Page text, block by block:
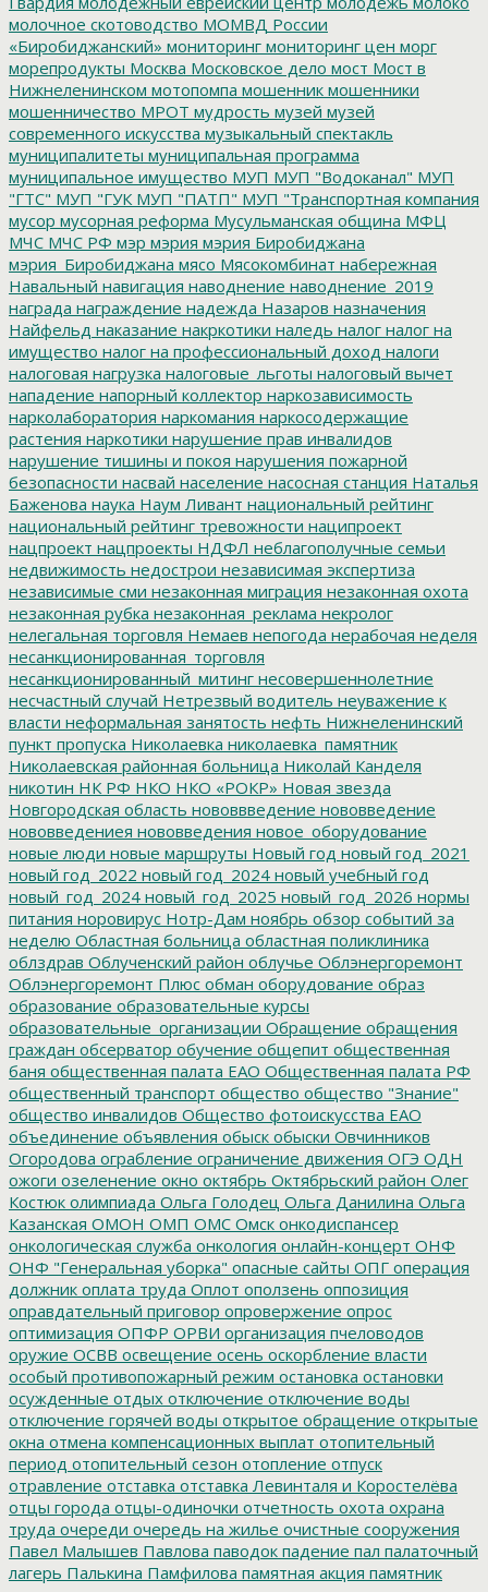
молочное скотоводство МОМВД России
«Биробиджанский» мониторинг мониторинг цен морг
морепродукты Москва Московское дело мост Мост в
Нижнеленинском мотопомпа мошенник мошенники
мошенничество МРОТ мудрость музей музей
современного искусства музыкальный спектакль
муниципалитеты муниципальная программа
муниципальное имущество МУП МУП "Водоканал" МУП
"ГТС" МУП "ГУК МУП "ПАТП" МУП "Транспортная компания
мусор мусорная реформа Мусульманская община МФЦ
МЧС МЧС РФ мэр мэрия мэрия Биробиджана
мэрия_Биробиджана мясо Мясокомбинат набережная
Навальный навигация наводнение наводнение_2019
награда награждение надежда Назаров назначения
Найфельд наказание накркотики наледь налог налог на
имущество налог на профессиональный доход налоги
налоговая нагрузка налоговые_льготы налоговый вычет
нападение напорный коллектор наркозависимость
нарколаборатория наркомания наркосодержащие
растения наркотики нарушение прав инвалидов
нарушение тишины и покоя нарушения пожарной
безопасности насвай население насосная станция Наталья
Баженова наука Наум Ливант национальный рейтинг
национальный рейтинг тревожности наципроект
нацпроект нацпроекты НДФЛ неблагополучные семьи
недвижимость недострои независимая экспертиза
независимые сми незаконная миграция незаконная охота
незаконная рубка незаконная_реклама некролог
нелегальная торговля Немаев непогода нерабочая неделя
несанкционированная_торговля
несанкционированный_митинг несовершеннолетние
несчастный случай Нетрезвый водитель неуважение к
власти неформальная занятость нефть Нижнеленинский
пункт пропуска Николаевка николаевка_памятник
Николаевская районная больница Николай Канделя
никотин НК РФ НКО НКО «РОКР» Новая звезда
Новгородская область нововвведение нововведение
нововведениея нововведения новое_оборудование
новые люди новые маршруты Новый год новый год_2021
новый год_2022 новый год_2024 новый учебный год
новый_год_2024 новый_год_2025 новый_год_2026 нормы
питания норовирус Нотр-Дам ноябрь обзор событий за
неделю Областная больница областная поликлиника
облздрав Облученский район облучье Облэнергоремонт
Облэнергоремонт Плюс обман оборудование образ
образование образовательные курсы
образовательные_организации Обращение обращения
граждан обсерватор обучение общепит общественная
баня общественная палата ЕАО Общественная палата РФ
общественный транспорт общество общество "Знание"
общество инвалидов Общество фотоискусства ЕАО
объединение объявления обыск обыски Овчинников
Огородова ограбление ограничение движения ОГЭ ОДН
ожоги озеленение окно октябрь Октябрьский район Олег
Костюк олимпиада Ольга Голодец Ольга Данилина Ольга
Казанская ОМОН ОМП ОМС Омск онкодиспансер
онкологическая служба онкология онлайн-концерт ОНФ
ОНФ "Генеральная уборка" опасные сайты ОПГ операция
должник оплата труда Оплот оползень оппозиция
оправдательный приговор опровержение опрос
оптимизация ОПФР ОРВИ организация пчеловодов
оружие ОСВВ освещение осень оскорбление власти
особый противопожарный режим остановка остановки
осужденные отдых отключение отключение воды
отключение горячей воды открытое обращение открытые
окна отмена компенсационных выплат отопительный
период отопительный сезон отопление отпуск
отравление отставка отставка Левинталя и Коростелёва
отцы города отцы-одиночки отчетность охота охрана
труда очереди очередь на жилье очистные сооружения
Павел Малышев Павлова паводок падение пал палаточный
лагерь Палькина Памфилова памятная акция памятник